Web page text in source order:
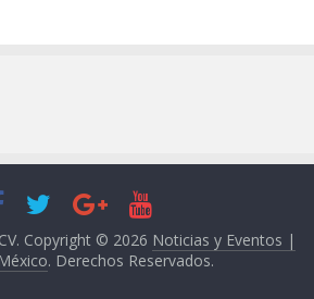
Copyright © 2026 Noticias y Eventos |
. Derechos Reservados.